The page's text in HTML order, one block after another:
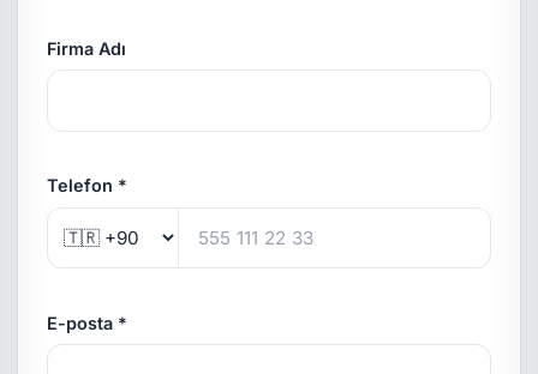
Firma Adı
Telefon *
E-posta *